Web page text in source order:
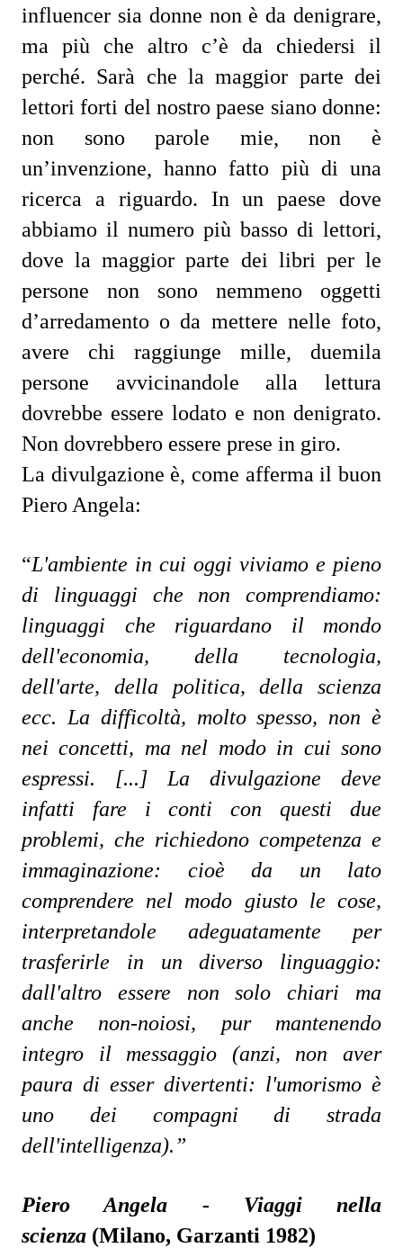
influencer sia donne non è da denigrare,
ma più che altro c’è da chiedersi il
perché. Sarà che la maggior parte dei
lettori forti del nostro paese siano donne:
non sono parole mie, non è
un’invenzione, hanno fatto più di una
ricerca a riguardo. In un paese dove
abbiamo il numero più basso di lettori,
dove la maggior parte dei libri per le
persone non sono nemmeno oggetti
d’arredamento o da mettere nelle foto,
avere chi raggiunge mille, duemila
persone avvicinandole alla lettura
dovrebbe essere lodato e non denigrato.
Non dovrebbero essere prese in giro.
La divulgazione è, come afferma il buon
Piero Angela:
“L'ambiente in cui oggi viviamo e pieno
di linguaggi che non comprendiamo:
linguaggi che riguardano il mondo
dell'economia, della tecnologia,
dell'arte, della politica, della scienza
ecc. La difficoltà, molto spesso, non è
nei concetti, ma nel modo in cui sono
espressi. [...] La divulgazione deve
infatti fare i conti con questi due
problemi, che richiedono competenza e
immaginazione: cioè da un lato
comprendere nel modo giusto le cose,
interpretandole adeguatamente per
trasferirle in un diverso linguaggio:
dall'altro essere non solo chiari ma
anche non-noiosi, pur mantenendo
integro il messaggio (anzi, non aver
paura di esser divertenti: l'umorismo è
uno dei compagni di strada
dell'intelligenza).”
Piero Angela - Viaggi nella
scienza (Milano, Garzanti 1982)